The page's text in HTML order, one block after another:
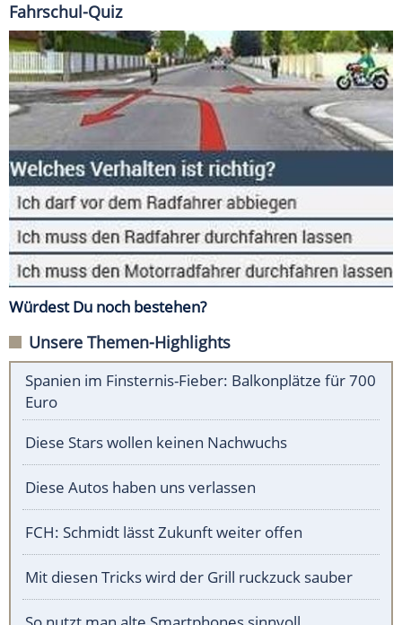
Fahrschul-Quiz
Würdest Du noch bestehen?
Unsere Themen-Highlights
Spanien im Finsternis-Fieber: Balkonplätze für 700
Euro
Diese Stars wollen keinen Nachwuchs
Diese Autos haben uns verlassen
FCH: Schmidt lässt Zukunft weiter offen
Mit diesen Tricks wird der Grill ruckzuck sauber